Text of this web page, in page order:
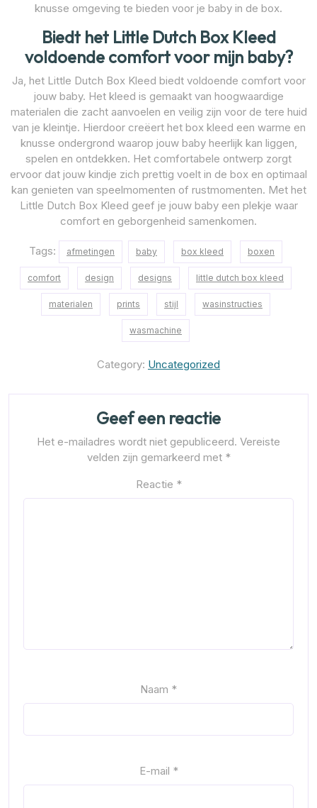
knusse omgeving te bieden voor je baby in de box.
Biedt het Little Dutch Box Kleed
voldoende comfort voor mijn baby?
Ja, het Little Dutch Box Kleed biedt voldoende comfort voor
jouw baby. Het kleed is gemaakt van hoogwaardige
materialen die zacht aanvoelen en veilig zijn voor de tere huid
van je kleintje. Hierdoor creëert het box kleed een warme en
knusse ondergrond waarop jouw baby heerlijk kan liggen,
spelen en ontdekken. Het comfortabele ontwerp zorgt
ervoor dat jouw kindje zich prettig voelt in de box en optimaal
kan genieten van speelmomenten of rustmomenten. Met het
Little Dutch Box Kleed geef je jouw baby een plekje waar
comfort en geborgenheid samenkomen.
Tags: afmetingen baby box kleed boxen
comfort design designs little dutch box kleed
materialen prints stijl wasinstructies
wasmachine
Category: Uncategorized
Geef een reactie
Het e-mailadres wordt niet gepubliceerd. Vereiste
velden zijn gemarkeerd met *
Reactie *
Naam *
E-mail *